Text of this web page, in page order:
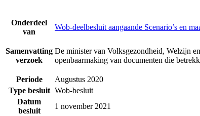
Onderdeel
van
Wob-deelbesluit aangaande Scenario’s en
Samenvatting
verzoek
De minister van Volksgezondheid, Welzijn
openbaarmaking van documenten die
Periode
Augustus 2020
Type besluit Wob-besluit
Datum
besluit
1 november 2021